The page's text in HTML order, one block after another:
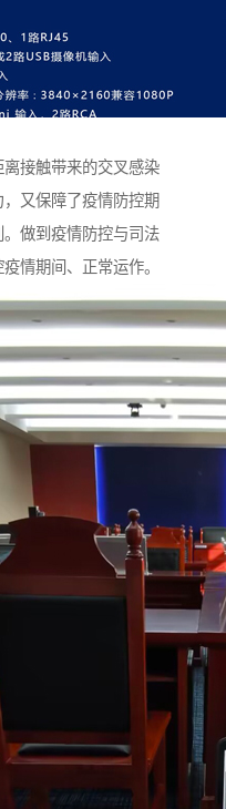
接触带来的交叉感染
又保障了疫情防控期
做到疫情防控与司法
情期间、正常运作。